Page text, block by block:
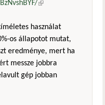
(külső
használat
os állapotot mutat,
eredménye, mert ha
messze jobbra
gép jobban